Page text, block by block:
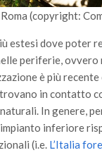
(copyright:
estesi dove poter
periferie,
è più
in contatto
In genere,
inferiore
(i.e. L’Italia